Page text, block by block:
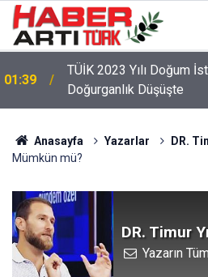
22:47 16 Maddelik Maden
Anasayfa Yazarlar DR.
Mümkün mü?
DR. Timur
Yazarın